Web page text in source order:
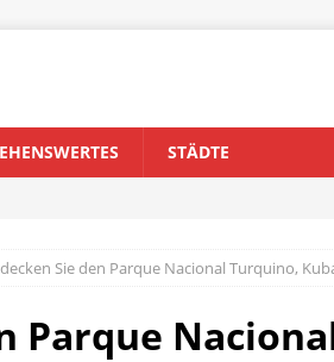
STÄDTE
Sie den Parque Nacional Turquino,
Parque